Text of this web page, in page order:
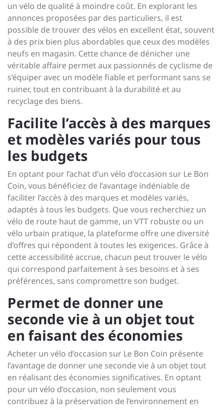
un vélo de qualité à moindre coût. En explorant les
annonces proposées par des particuliers, il est
possible de trouver des vélos en excellent état, souvent
à des prix bien plus abordables que ceux des modèles
neufs en magasin. Cette chance de dénicher une
véritable affaire permet aux passionnés de cyclisme de
s’équiper avec un modèle fiable et performant sans se
ruiner, tout en contribuant à la durabilité et au
recyclage des biens.
Facilite l’accès à des marques
et modèles variés pour tous
les budgets
En optant pour l’achat d’un vélo d’occasion sur Le Bon
Coin, vous bénéficiez de l’avantage indéniable de
faciliter l’accès à des marques et modèles variés,
adaptés à tous les budgets. Que vous recherchiez un
vélo de route haut de gamme, un VTT robuste ou un
vélo urbain pratique, la plateforme offre une diversité
d’offres qui répondent à toutes les exigences. Grâce à
cette accessibilité accrue, chacun peut trouver le vélo
qui correspond parfaitement à ses besoins et à ses
préférences, sans compromettre son budget.
Permet de donner une
seconde vie à un objet tout
en faisant des économies
Acheter un vélo d’occasion sur Le Bon Coin présente
l’avantage de donner une seconde vie à un objet tout
en réalisant des économies significatives. En optant
pour un vélo d’occasion, non seulement vous
contribuez à la préservation de l’environnement en